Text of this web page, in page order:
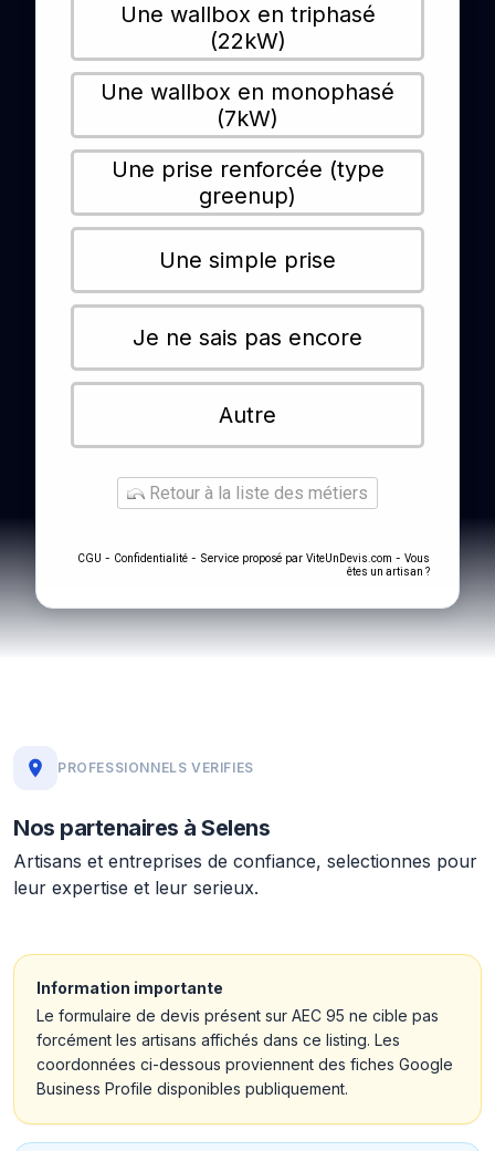
Une wallbox en triphasé
(22kW)
Une wallbox en monophasé
(7kW)
Une prise renforcée (type
greenup)
Une simple prise
Je ne sais pas encore
Autre
Retour à la liste des métiers
CGU - Confidentialité - Service proposé par ViteUnDevis.com - Vous
êtes un artisan ?
PROFESSIONNELS VERIFIES
Nos partenaires à Selens
Artisans et entreprises de confiance, selectionnes pour
leur expertise et leur serieux.
Information importante
Le formulaire de devis présent sur AEC 95 ne cible pas
forcément les artisans affichés dans ce listing. Les
coordonnées ci-dessous proviennent des fiches Google
Business Profile disponibles publiquement.